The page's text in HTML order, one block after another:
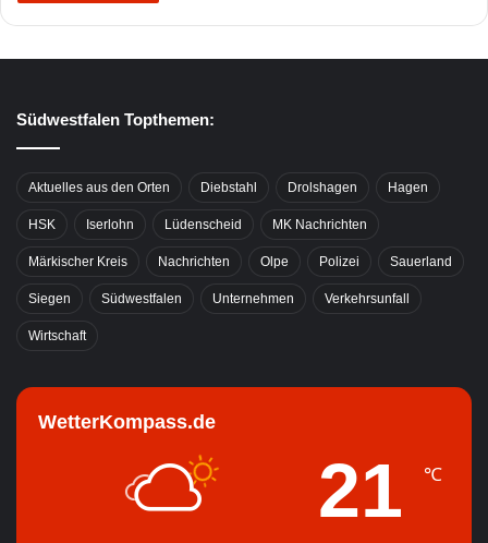
Südwestfalen Topthemen:
Aktuelles aus den Orten Diebstahl Drolshagen Hagen
HSK Iserlohn Lüdenscheid MK Nachrichten
Märkischer Kreis Nachrichten Olpe Polizei Sauerland
Siegen Südwestfalen Unternehmen Verkehrsunfall
Wirtschaft
WetterKompass.de
21 ℃